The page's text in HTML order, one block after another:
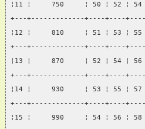
¦11 ¦     750     ¦ 50 ¦ 52 ¦ 54
+---+-------------+----+----
¦12 ¦     810     ¦ 51 ¦ 53 ¦ 55
+---+-------------+----+----
¦13 ¦     870     ¦ 52 ¦ 54 ¦ 56
+---+-------------+----+----
¦14 ¦     930     ¦ 53 ¦ 55 ¦ 57
+---+-------------+----+----
¦15 ¦     990     ¦ 54 ¦ 56 ¦ 58